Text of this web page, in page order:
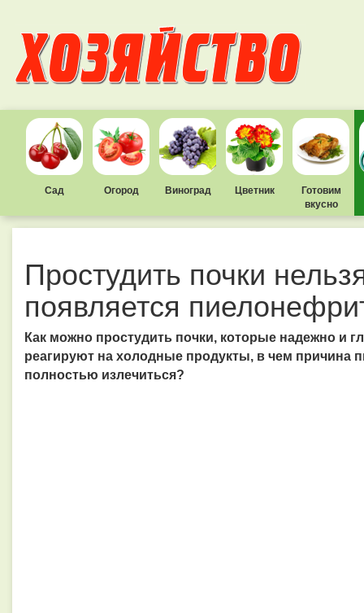
Сад Огород Виноград Цветник
Готовим
вкусно
Простудить почки
появляется
Как можно простудить почки, которые надежно и
реагируют на холодные продукты, в чем причина
полностью излечиться?